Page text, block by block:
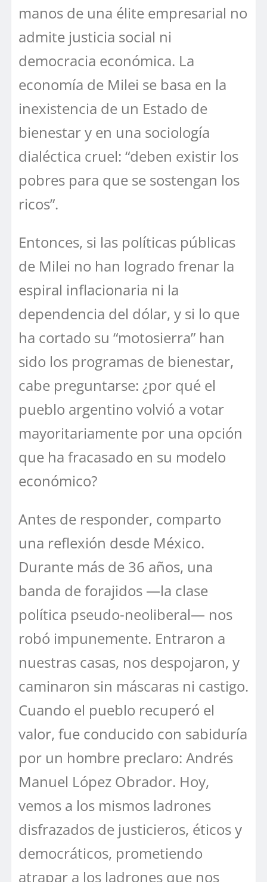
manos de una élite empresarial no
admite justicia social ni
democracia económica. La
economía de Milei se basa en la
inexistencia de un Estado de
bienestar y en una sociología
dialéctica cruel: “deben existir los
pobres para que se sostengan los
ricos”.
Entonces, si las políticas públicas
de Milei no han logrado frenar la
espiral inflacionaria ni la
dependencia del dólar, y si lo que
ha cortado su “motosierra” han
sido los programas de bienestar,
cabe preguntarse: ¿por qué el
pueblo argentino volvió a votar
mayoritariamente por una opción
que ha fracasado en su modelo
económico?
Antes de responder, comparto
una reflexión desde México.
Durante más de 36 años, una
banda de forajidos —la clase
política pseudo-neoliberal— nos
robó impunemente. Entraron a
nuestras casas, nos despojaron, y
caminaron sin máscaras ni castigo.
Cuando el pueblo recuperó el
valor, fue conducido con sabiduría
por un hombre preclaro: Andrés
Manuel López Obrador. Hoy,
vemos a los mismos ladrones
disfrazados de justicieros, éticos y
democráticos, prometiendo
atrapar a los ladrones que nos